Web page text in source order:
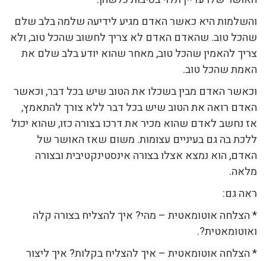
והשלמות היא כאשר האדם מגיע לידיעה שלמה בלב שלם
שהכל טוב. שהאדם האדם לא צריך לחשוב שהכל טוב, ולא
צריך להאמין שהכל טוב, מאחר שהוא יודע בלב שלם את
האמת שהכל טוב.
וכאשר האדם מבין בשכלו את הטוב שיש בכל דבר, וכאשר
האדם רואה את הטוב שיש בכל דבר ללא צורך להתאמץ,
אז נחשב לאדם שהוא מכיר את דרכו בצורה כזו, שהוא יכול
ללכת בה גם בעיניים עצומות. משום שאז האושר של
האדם, הוא נמצא אצלו בצורה אינסטינקטיבית ובצורה
מלאה.
ראה גם:
* הצלחה אוטומאטית – מהי? איך להצליח בצורה קלה
ואוטומאטית?.
* הצלחה אוטומאטית – איך להצליח בקלות? איך ליצור